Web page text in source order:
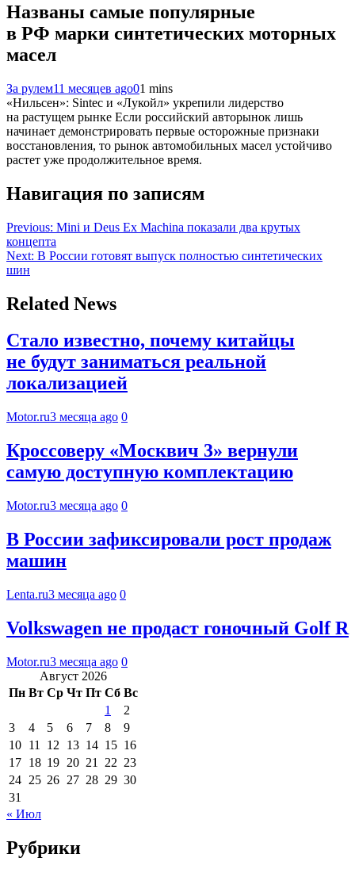
Названы самые популярные
в РФ марки синтетических моторных
масел
За рулем11 месяцев ago01 mins
«Нильсен»: Sintec и «Лукойл» укрепили лидерство
на растущем рынке Если российский авторынок лишь
начинает демонстрировать первые осторожные признаки
восстановления, то рынок автомобильных масел устойчиво
растет уже продолжительное время.
Навигация по записям
Previous: Mini и Deus Ex Machina показали два крутых
концепта
Next: В России готовят выпуск полностью синтетических
шин
Related News
Стало известно, почему китайцы
не будут заниматься реальной
локализацией
Motor.ru3 месяца ago 0
Кроссоверу «Москвич 3» вернули
самую доступную комплектацию
Motor.ru3 месяца ago 0
В России зафиксировали рост продаж
машин
Lenta.ru3 месяца ago 0
Volkswagen не продаст гоночный Golf R
Motor.ru3 месяца ago 0
Август 2026
Пн Вт Ср Чт Пт Сб Вс
1
2
3
4 5 6 7 8
9
10 11 12 13 14 15 16
17 18 19 20 21 22 23
24 25 26 27 28 29 30
31
« Июл
Рубрики